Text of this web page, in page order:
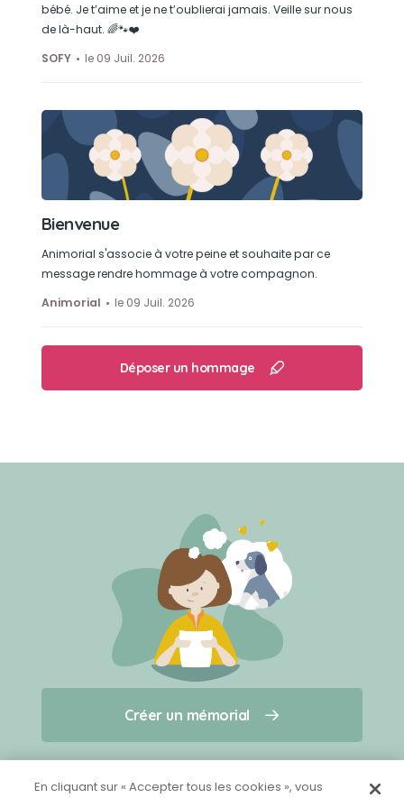
Créer un mémorial
Qui sommes-nous ?
Nous contacter
bébé. Je t’aime et je ne t’oublierai jamais. Veille sur nous
de là-haut. 🌈🐾❤️
SOFY
le 09 Juil. 2026
Bienvenue
Animorial s'associe à votre peine et souhaite par ce
message rendre hommage à votre compagnon.
Animorial
le 09 Juil. 2026
Déposer un hommage
Créer un mémorial
En cliquant sur « Accepter tous les cookies », vous